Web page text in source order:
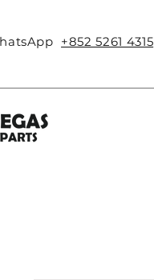
+852 5261 4315